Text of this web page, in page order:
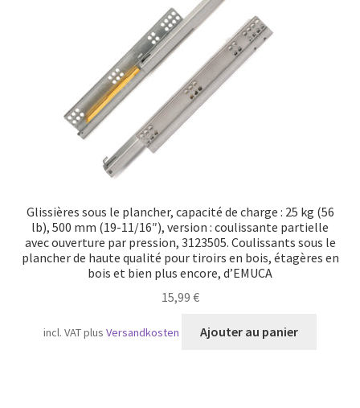
Glissières sous le plancher, capacité de charge : 25 kg (56
lb), 500 mm (19-11/16″), version : coulissante partielle
avec ouverture par pression, 3123505. Coulissants sous le
plancher de haute qualité pour tiroirs en bois, étagères en
bois et bien plus encore, d’EMUCA
15,99 €
incl. VATplusVersandkosten Ajouter au panier